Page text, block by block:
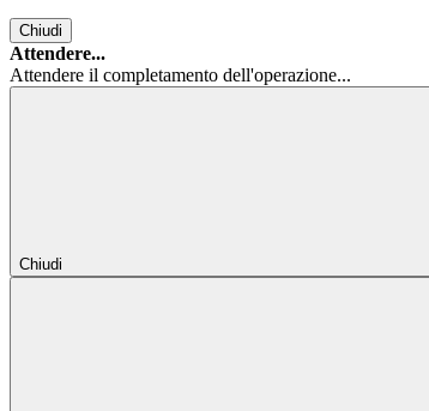
Chiudi
Attendere...
Attendere il completamento dell'operazione...
Chiudi